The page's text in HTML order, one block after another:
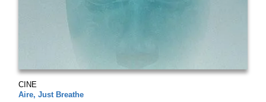
CINE
Aire, Just Breathe